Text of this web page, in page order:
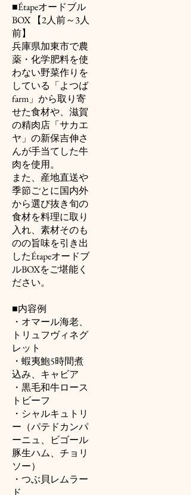
■Étapeオードブル
BOX 【2人前～3人
前】
兵庫県加東市で農
薬・化学肥料を使
わない野菜作りを
している「よつば
farm」から取り寄
せた食材や、滋賀
の精肉店「サカエ
ヤ」の新保吉伸さ
んが手当てした牛
肉を使用。
また、産地直送や
季節ごとに国内外
から選び抜き旬の
食材を料理に取り
入れ、素材そのも
のの旨味を引き出
したÉtapeオードブ
ルBOXをご堪能く
ださい。
■内容例
・オマール海老、
トリュフヴィネグ
レット
・蝦夷鮑5時間煮
込み、キャビア
・黒毛和牛ロース
トビーフ
・シャルキュトリ
ー（パテドカンパ
ーニュ、ビゴール
豚生ハム、チョリ
ソー）
・つぶ貝レムラー